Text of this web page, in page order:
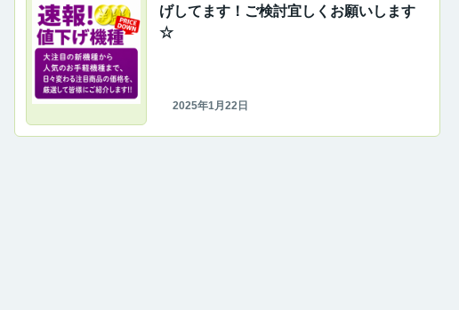
げしてます！ご検討宜しくお願いします
☆
2025年1月22日